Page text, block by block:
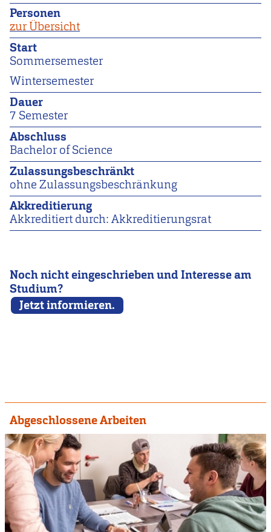
Personen
zur Übersicht
Start
Sommersemester
Wintersemester
Dauer
7 Semester
Abschluss
Bachelor of Science
Zulassungsbeschränkt
ohne Zulassungsbeschränkung
Akkreditierung
Akkreditiert durch: Akkreditierungsrat
Noch nicht eingeschrieben und Interesse am
Studium?
Jetzt informieren.
Abgeschlossene Arbeiten